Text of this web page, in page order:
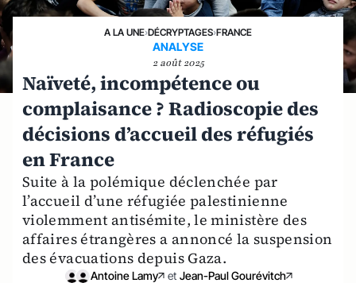
A LA UNE›DÉCRYPTAGES›FRANCE
ANALYSE
2 août 2025
Naïveté, incompétence ou
complaisance ? Radioscopie des
décisions d’accueil des réfugiés
en France
Suite à la polémique déclenchée par
l’accueil d’une réfugiée palestinienne
violemment antisémite, le ministère des
affaires étrangères a annoncé la suspension
des évacuations depuis Gaza.
Antoine Lamy et Jean-Paul Gourévitch